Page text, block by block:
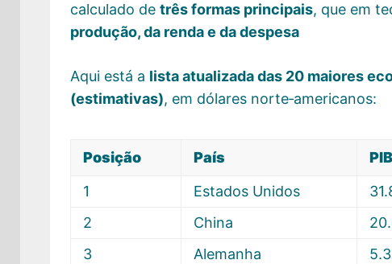
calculado de três formas principais, que em
produção, da renda e da despesa
Aqui está a lista atualizada das 20 maiores
(estimativas), em dólares norte‑americanos:
Posição País
1
Estados Unidos
2
China
3
Alemanha